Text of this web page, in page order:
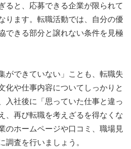
ると、応募できる企業が限られて
ります。転職活動では、自分の優
できる部分と譲れない条件を見極
ができていない」ことも、転職失
化や仕事内容についてしっかりと
入社後に「思っていた仕事と違っ
、再び転職を考えざるを得なくな
のホームページや口コミ、職場見
調査を行いましょう。